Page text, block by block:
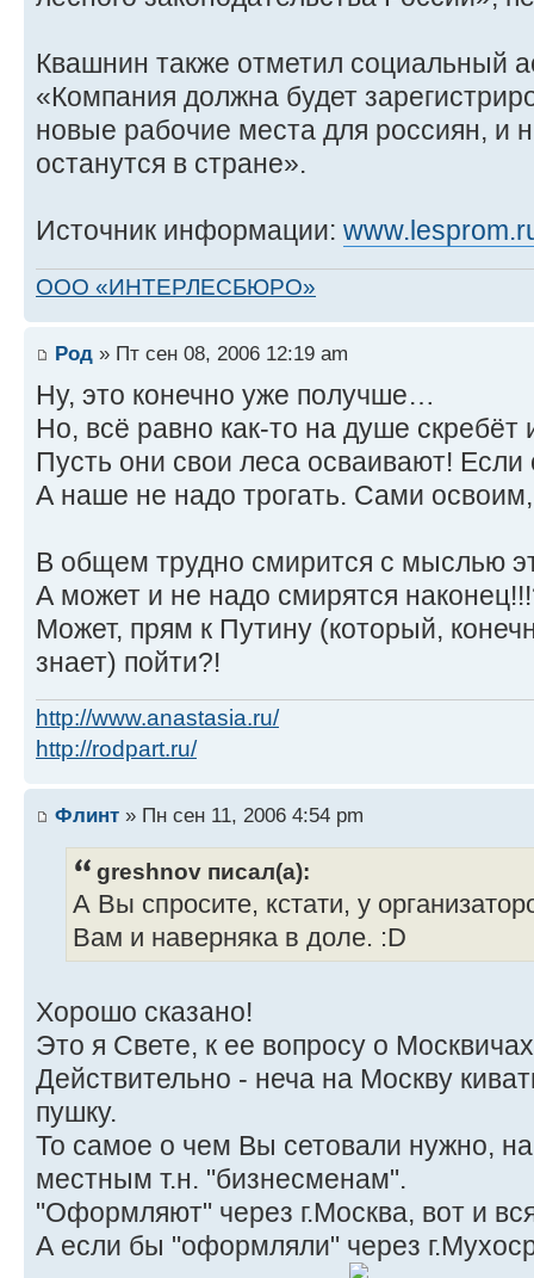
Квашнин также отметил социальный
«Компания должна будет
новые рабочие места для россиян, и
останутся в стране».
Источник информации:
ООО «ИНТЕРЛЕСБЮРО»
Род » Пт сен 08, 2006 12:19 am
Ну, это конечно уже получше…
Но, всё равно как-то на душе скребёт
Пусть они свои леса осваивают!
А наше не надо трогать. Сами освоим,
В общем трудно смирится с мыслью
А может и не надо смирятся
Может, прям к Путину (который,
знает) пойти?!
http://www.anastasia.ru/
http://rodpart.ru/
Флинт » Пн сен 11, 2006 4:54 pm
greshnov писал(а):
А Вы спросите, кстати, у
Вам и наверняка в доле. :D
Хорошо сказано!
Это я Свете, к ее вопросу о
Действительно - неча на Москву
пушку.
То самое о чем Вы сетовали нужно,
местным т.н. "бизнесменам".
"Оформляют" через г.Москва, вот и
А если бы "оформляли" через